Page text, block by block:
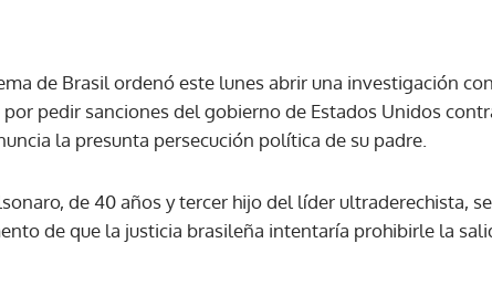
de Brasil ordenó este lunes abrir una investigación
pedir sanciones del gobierno de Estados Unidos
la presunta persecución política de su padre.
de 40 años y tercer hijo del líder ultraderechista,
de que la justicia brasileña intentaría prohibirle la